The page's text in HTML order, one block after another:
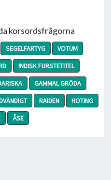
korsordsfrågorna
SEGELFARTYG
VOTUM
INDISK FURSTETITEL
GAMMAL GRÖDA
RAIDEN
HOTING
ÅSE